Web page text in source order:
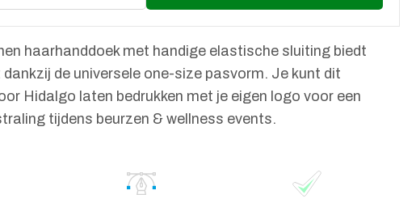
haarhanddoek met handige elastische sluiting biedt
de universele one-size pasvorm. Je kunt dit
Hidalgo laten bedrukken met je eigen logo voor een
tijdens beurzen & wellness events.